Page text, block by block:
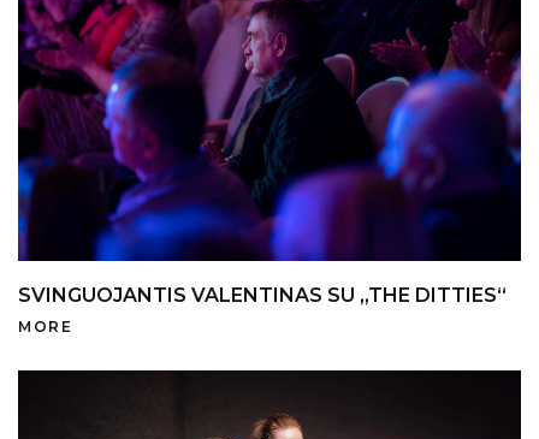
SVINGUOJANTIS VALENTINAS SU „THE DITTIES“
MORE